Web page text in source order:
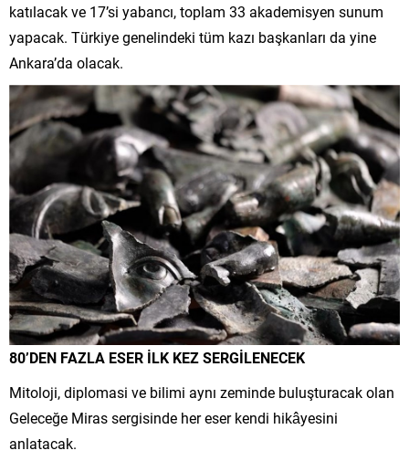
katılacak ve 17’si yabancı, toplam 33 akademisyen sunum
yapacak. Türkiye genelindeki tüm kazı başkanları da yine
Ankara’da olacak.
80’DEN FAZLA ESER İLK KEZ SERGİLENECEK
Mitoloji, diplomasi ve bilimi aynı zeminde buluşturacak olan
Geleceğe Miras sergisinde her eser kendi hikâyesini
anlatacak.